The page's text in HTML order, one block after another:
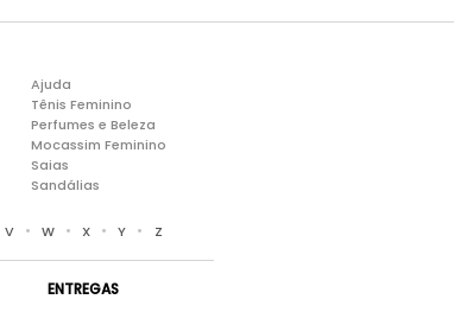
Ajuda
Tênis Feminino
Perfumes e Beleza
Mocassim Feminino
Saias
Sandálias
V • W • X • Y • Z
ENTREGAS